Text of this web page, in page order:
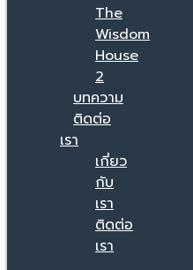
The
Wisdom
House
2
บทความ
ติดต่อ
เรา
เกี่ยว
กับ
เรา
ติดต่อ
เรา